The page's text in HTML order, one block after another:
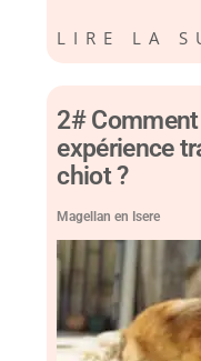
LIRE LA
2#
expérience
chiot ?
Magellan en Isere